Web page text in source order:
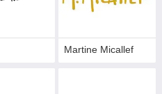
Martine Micallef